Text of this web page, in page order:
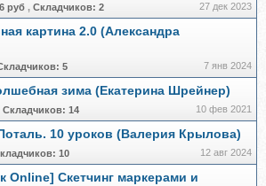
руб , Складчиков: 2 27 дек 2023
картина 2.0 (Александра
5 7 янв 2024
зима (Екатерина Шрейнер)
Складчиков: 14 10 фев 2021
10 уроков (Валерия Крылова)
10 12 авг 2024
Online] Скетчинг маркерами и